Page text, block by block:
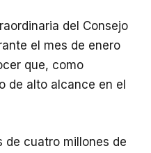
del Consejo
el mes de enero
que, como
de alto alcance en el
de cuatro millones de